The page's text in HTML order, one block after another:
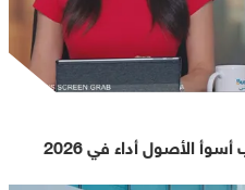
الأصول أداء في 2026